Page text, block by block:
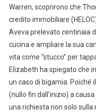
Warren, scoprirono che
credito immobiliare
Aveva prelevato centinaia
cucina e ampliare la sua
vita come “stucco” per
Elizabeth ha spiegato che
un caso di bigamia. Poiché
(nullo fin dall’inizio) a
una richiesta non solo